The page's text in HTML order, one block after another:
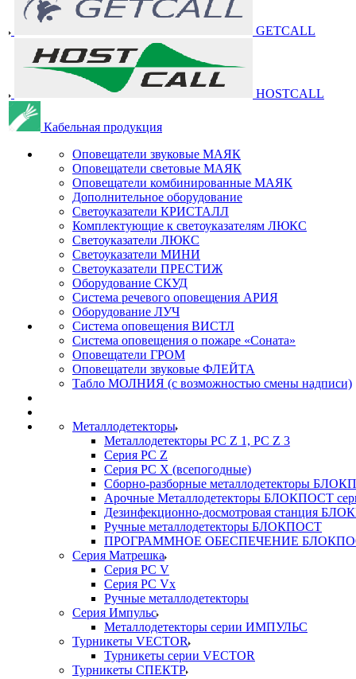
GETCALL
HOSTCALL
Кабельная продукция
Оповещатели звуковые МАЯК
Оповещатели световые МАЯК
Оповещатели комбинированные МАЯК
Дополнительное оборудование
Светоуказатели КРИСТАЛЛ
Комплектующие к светоуказателям ЛЮКС
Светоуказатели ЛЮКС
Светоуказатели МИНИ
Светоуказатели ПРЕСТИЖ
Оборудование СКУД
Система речевого оповещения АРИЯ
Оборудование ЛУЧ
Система оповещения ВИСТЛ
Система оповещения о пожаре «Соната»
Оповещатели ГРОМ
Оповещатели звуковые ФЛЕЙТА
Табло МОЛНИЯ (с возможностью смены надписи)
Металлодетекторы
Металлодетекторы РС Z 1, PC Z 3
Серия РС Z
Серия РС X (всепогодные)
Сборно-разборные металлодетекторы
Арочные Металлодетекторы БЛОКПОСТ
Дезинфекционно-досмотровая станция
Ручные металлодетекторы БЛОКПОСТ
ПРОГРАММНОЕ ОБЕСПЕЧЕНИЕ
Серия Матрешка
Серия PC V
Серия PC Vx
Ручные металлодетекторы
Серия Импульс
Металлодетекторы серии ИМПУЛЬС
Турникеты VECTOR
Турникеты серии VECTOR
Турникеты СПЕКТР